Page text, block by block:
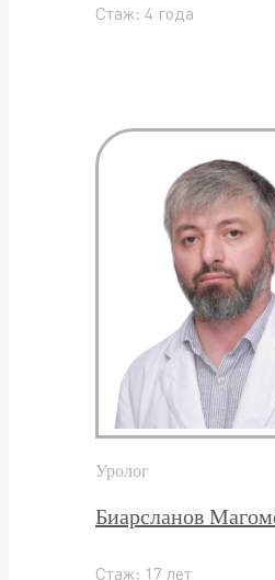
Стаж: 4 года
Уролог
Биарсланов
Стаж: 17 лет